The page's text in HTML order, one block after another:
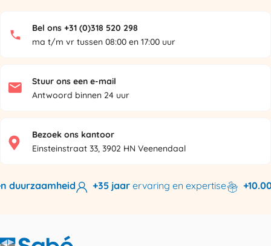
Bel ons +31 (0)318 520 298
ma t/m vr tussen 08:00 en 17:00 uur
Stuur ons een e-mail
Antwoord binnen 24 uur
Bezoek ons kantoor
Einsteinstraat 33, 3902 HN Veenendaal
+35 jaarervaring en expertise